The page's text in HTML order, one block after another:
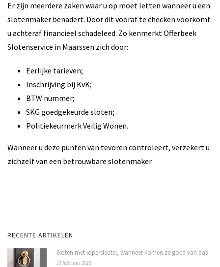
Er zijn meerdere zaken waar u op moet letten wanneer u een
slotenmaker benadert. Door dit vooraf te checken voorkomt
u achteraf financieel schadeleed. Zo kenmerkt Offerbeek
Slotenservice in Maarssen zich door:
Eerlijke tarieven;
Inschrijving bij KvK;
BTW nummer;
SKG goedgekeurde sloten;
Politiekeurmerk Veilig Wonen.
Wanneer u deze punten van tevoren controleert, verzekert u
zichzelf van een betrouwbare slotenmaker.
RECENTE ARTIKELEN
Sloten met lopersleutel, wanneer komen ze goed van pas
11 februari 2019